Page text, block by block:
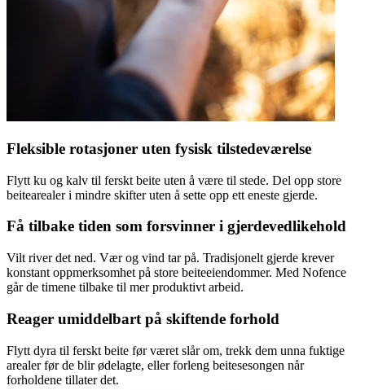
Fleksible rotasjoner uten fysisk tilstedeværelse
Flytt ku og kalv til ferskt beite uten å være til stede. Del opp store
beitearealer i mindre skifter uten å sette opp ett eneste gjerde.
Få tilbake tiden som forsvinner i gjerdevedlikehold
Vilt river det ned. Vær og vind tar på. Tradisjonelt gjerde krever
konstant oppmerksomhet på store beiteeiendommer. Med Nofence
går de timene tilbake til mer produktivt arbeid.
Reager umiddelbart på skiftende forhold
Flytt dyra til ferskt beite før været slår om, trekk dem unna fuktige
arealer før de blir ødelagte, eller forleng beitesesongen når
forholdene tillater det.